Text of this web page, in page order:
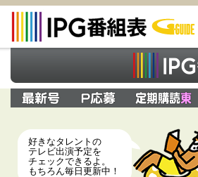
好きなタレントの
テレビ出演予定を
チェックできるよ。
もちろん毎日更新中！